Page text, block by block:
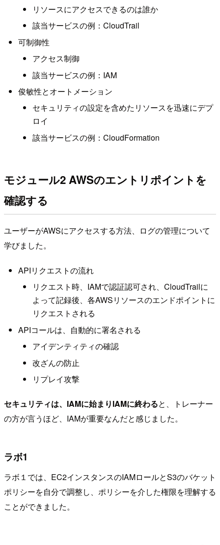
リソースにアクセスできるのは誰か
該当サービスの例：CloudTrail
可制御性
アクセス制御
該当サービスの例：IAM
俊敏性とオートメーション
セキュリティの設定を含めたリソースを迅速にデプ
ロイ
該当サービスの例：CloudFormation
モジュール2 AWSのエントリポイントを
確認する
ユーザーがAWSにアクセスする方法、ログの管理について
学びました。
APIリクエストの流れ
リクエスト時、IAMで認証認可され、CloudTrailに
よって記録後、各AWSリソースのエンドポイントに
リクエストされる
APIコールは、自動的に署名される
アイデンティティの確認
改ざんの防止
リプレイ攻撃
セキュリティは、IAMに始まりIAMに終わると、トレーナー
の方が言うほど、IAMが重要なんだと感じました。
ラボ1
ラボ１では、EC2インスタンスのIAMロールとS3のバケット
ポリシーを自分で調整し、ポリシーを介した権限を理解する
ことができました。